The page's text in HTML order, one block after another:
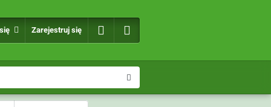
Zarejestruj się